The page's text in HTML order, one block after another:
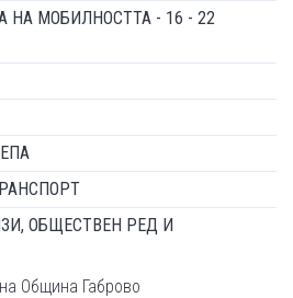
МОБИЛНОСТТА - 16 - 22
ОБЩЕСТВЕН РЕД И
Община Габрово